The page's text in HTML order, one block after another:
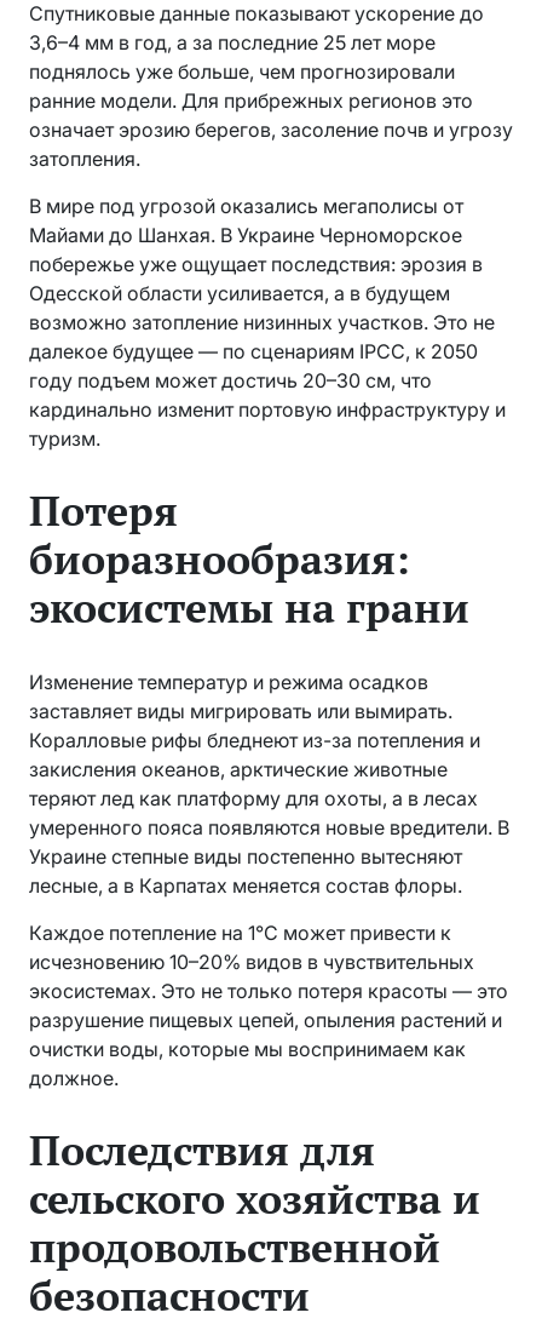
Спутниковые данные показывают ускорение до
3,6–4 мм в год, а за последние 25 лет море
поднялось уже больше, чем прогнозировали
ранние модели. Для прибрежных регионов это
означает эрозию берегов, засоление почв и угрозу
затопления.
В мире под угрозой оказались мегаполисы от
Майами до Шанхая. В Украине Черноморское
побережье уже ощущает последствия: эрозия в
Одесской области усиливается, а в будущем
возможно затопление низинных участков. Это не
далекое будущее — по сценариям IPCC, к 2050
году подъем может достичь 20–30 см, что
кардинально изменит портовую инфраструктуру и
туризм.
Потеря
биоразнообразия:
экосистемы на грани
Изменение температур и режима осадков
заставляет виды мигрировать или вымирать.
Коралловые рифы бледнеют из-за потепления и
закисления океанов, арктические животные
теряют лед как платформу для охоты, а в лесах
умеренного пояса появляются новые вредители. В
Украине степные виды постепенно вытесняют
лесные, а в Карпатах меняется состав флоры.
Каждое потепление на 1°C может привести к
исчезновению 10–20% видов в чувствительных
экосистемах. Это не только потеря красоты — это
разрушение пищевых цепей, опыления растений и
очистки воды, которые мы воспринимаем как
должное.
Последствия для
сельского хозяйства и
продовольственной
безопасности